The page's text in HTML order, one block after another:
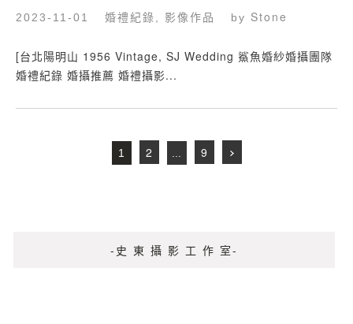
2023-11-01 婚禮紀錄 影像作品 by Stone
[台北陽明山 1956 Vintage, SJ Wedding 鯊魚婚紗婚攝團隊
婚禮紀錄 婚攝推薦 婚禮攝影...
1 2 9
-史 東 攝 影 工 作 室-